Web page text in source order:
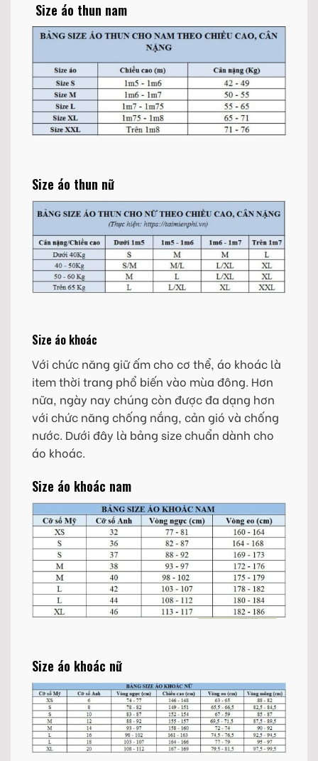
Size áo thun nam
Size áo thun nữ
Size áo khoác
Với chức năng giữ ấm cho cơ thể, áo khoác là
item thời trang phổ biến vào mùa đông. Hơn
nữa, ngày nay chúng còn được đa dạng hơn
với chức năng chống nắng, cản gió và chống
nước. Dưới đây là bảng size chuẩn dành cho
áo khoác.
Size áo khoác nam
Size áo khoác nữ